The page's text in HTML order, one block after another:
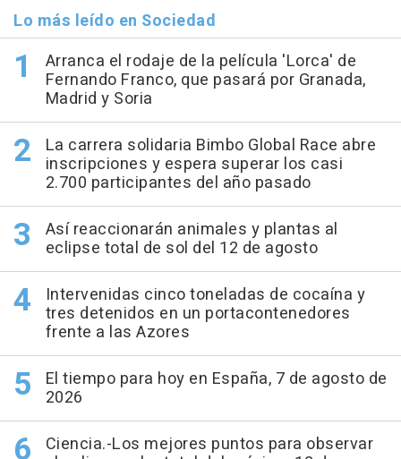
Lo más leído en Sociedad
Arranca el rodaje de la película 'Lorca' de
Fernando Franco, que pasará por Granada,
Madrid y Soria
La carrera solidaria Bimbo Global Race abre
inscripciones y espera superar los casi
2.700 participantes del año pasado
Así reaccionarán animales y plantas al
eclipse total de sol del 12 de agosto
Intervenidas cinco toneladas de cocaína y
tres detenidos en un portacontenedores
frente a las Azores
El tiempo para hoy en España, 7 de agosto de
2026
Ciencia.-Los mejores puntos para observar